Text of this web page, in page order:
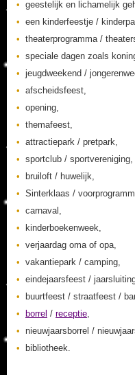
geestelijk en lichamelijk
een kinderfeestje /
theaterprogramma /
speciale dagen zoals
jeugdweekend /
afscheidsfeest,
opening,
themafeest,
attractiepark / pretpark,
sportclub / sportvereniging,
bruiloft / huwelijk,
Sinterklaas /
carnaval,
kinderboekenweek,
verjaardag oma of opa,
vakantiepark / camping,
eindejaarsfeest /
buurtfeest / straatfeest /
borrel / receptie,
nieuwjaarsborrel /
bibliotheek.